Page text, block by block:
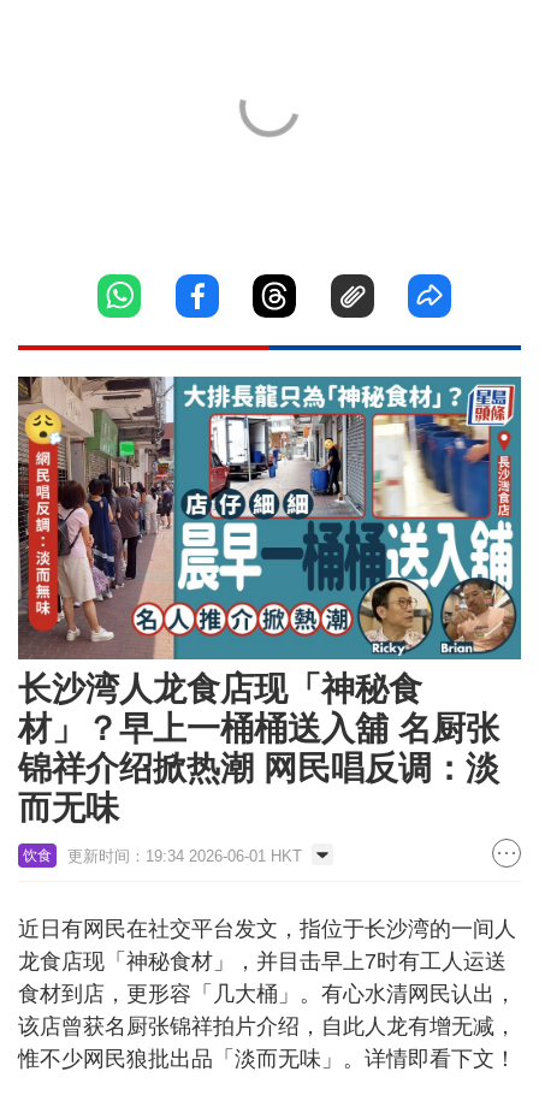
长沙湾人龙食店现「神秘食
材」？早上一桶桶送入舖 名厨张
锦祥介绍掀热潮 网民唱反调：淡
而无味
饮食 更新时间：19:34 2026-06-01 HKT
近日有网民在社交平台发文，指位于长沙湾的一间人
龙食店现「神秘食材」，并目击早上7时有工人运送
食材到店，更形容「几大桶」。有心水清网民认出，
该店曾获名厨张锦祥拍片介绍，自此人龙有增无减，
惟不少网民狼批出品「淡而无味」。详情即看下文！